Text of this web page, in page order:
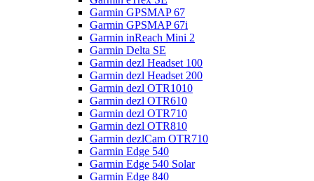
Garmin GPSMAP 67
Garmin GPSMAP 67i
Garmin inReach Mini 2
Garmin Delta SE
Garmin dezl Headset 100
Garmin dezl Headset 200
Garmin dezl OTR1010
Garmin dezl OTR610
Garmin dezl OTR710
Garmin dezl OTR810
Garmin dezlCam OTR710
Garmin Edge 540
Garmin Edge 540 Solar
Garmin Edge 840